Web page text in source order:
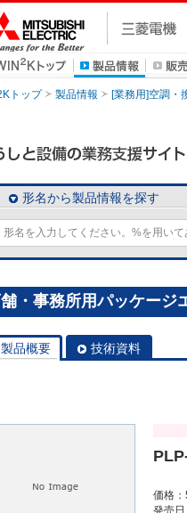
トップ 製品情報 [業務用]空調・
形名から製品情報を探す
・事務所用パッケージ
製品概要 技術資料
価格：
発売